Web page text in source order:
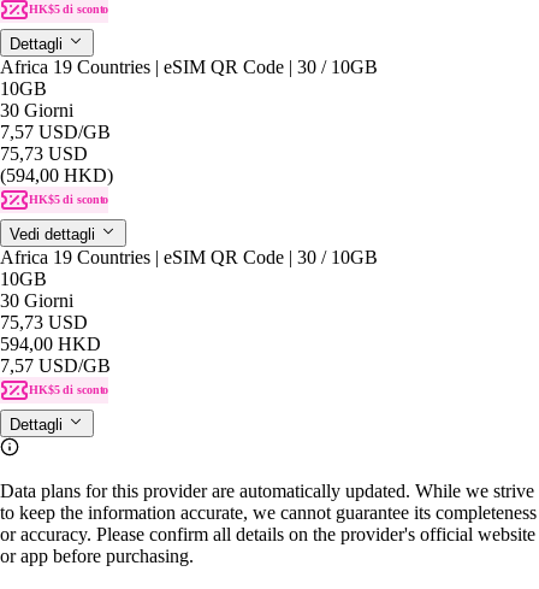
HK$5 di sconto
Dettagli
Africa 19 Countries | eSIM QR Code | 30 / 10GB
10GB
30 Giorni
7,57 USD/GB
75,73 USD
(594,00 HKD)
HK$5 di sconto
Vedi dettagli
Africa 19 Countries | eSIM QR Code | 30 / 10GB
10GB
30 Giorni
75,73 USD
594,00 HKD
7,57 USD/GB
HK$5 di sconto
Dettagli
Data plans for this provider are automatically updated. While we strive
to keep the information accurate, we cannot guarantee its completeness
or accuracy. Please confirm all details on the provider's official website
or app before purchasing.